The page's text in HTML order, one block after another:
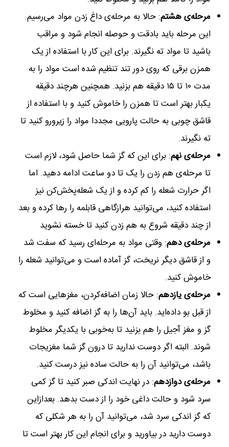
مرحله‌ی هشتم: حالا به مرحله‌ی داغ زدن مواد می‌رسیم.
این مرحله باید بادقت و حوصله انجام شود و مراقب
باشید تا مواد ته نگیرند. برای این کار با استفاده از یک
همزن برقی که روی دور تند تنظیم شده است مواد را به
مدت ۱۰ تا ۱۵ دقیقه هم بزنید. همچنین هرچند دقیقه
یکبار بهتر است تا همزن را خاموش کنید و با استفاده از
قاشق چوبی به حالت پارویی مجددا مواد را زیرورو کنید تا
ته نگیرند.
مرحله‌ی نهم: برای این که گز شما حاصل شود، لازم است
تا مرحله‌ی هم زدن را یک تا دو ساعت ادامه دهید. اما
اگر حرارت شعله را کم کرده و از یک شعله‌پخش‌کن نیز
استفاده کنید، می‌توانید هرازگاهی قابلمه را ر‌ها کرده و بعد
از چند دقیقه شروع به هم زدن کنید تا خسته نشوید
مرحله‌ی دهم: وقتی مواد به مرحله‌ای رسید که سفت شد
و از قاشق دیگر نریخت، گز آماده است و می‌توانید شعله را
خاموش کنید.
مرحله‌ی یازدهم: حالا زمان اضافه‌کردن، مغز‌هایی است که
از قبل بو داده‌اید. باید آن‌ها را به گز اضافه کنید و مخلوط
گز و مغز آجیل را هم بزنید تا به‌خوبی با یکدیگر مخلوط
شوند. البته اگر دوست ندارید تا درون گز شما مغزیجات
باشد، می‌توانید آن را به حالت ساده نیز درست کنید.
مرحله‌ی دوازدهم: در نهایت اندکی صبر کنید تا گز کمی
سرد شود و حالت داغی خود را از دست بدهد. بعدازاین
که گز اندکی سرد شد، می‌توانید آن را به هر شکلی که
دوست دارید در بیاورید و برای انجام این کار بهتر است تا